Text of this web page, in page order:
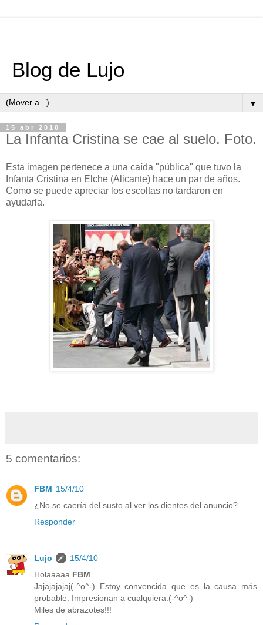
Blog de Lujo
▼
15 abr 2010
La Infanta Cristina se cae al suelo. Foto.
Esta imagen pertenece a una caída "pública" que tuvo la
Infanta Cristina en Elche (Alicante) hace un par de años.
Como se puede apreciar los escoltas no tardaron en
ayudarla.
5 comentarios:
FBM 15/4/10
¿No se caería del susto al ver los dientes del anuncio?
Responder
Lujo
15/4/10
Holaaaaa FBM
Jajajajajaj(-^o^-) Estoy convencida que es la causa más
probable. Impresionan a cualquiera.(-^o^-)
Miles de abrazotes!!!